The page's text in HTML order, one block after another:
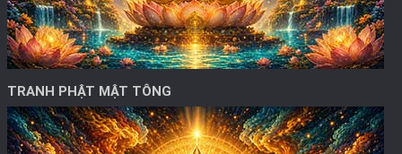
TRANH PHẬT MẬT TÔNG